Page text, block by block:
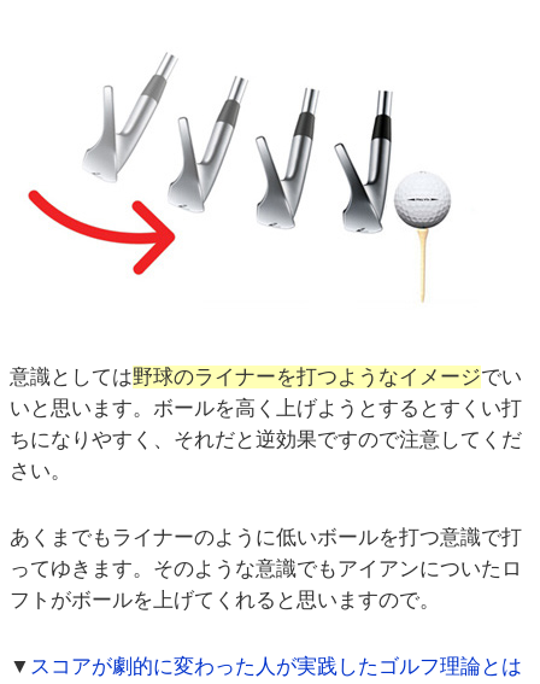
意識としては野球のライナーを打つようなイメージでい
いと思います。ボールを高く上げようとするとすくい打
ちになりやすく、それだと逆効果ですので注意してくだ
さい。
あくまでもライナーのように低いボールを打つ意識で打
ってゆきます。そのような意識でもアイアンについたロ
フトがボールを上げてくれると思いますので。
▼ スコアが劇的に変わった人が実践したゴルフ理論とは